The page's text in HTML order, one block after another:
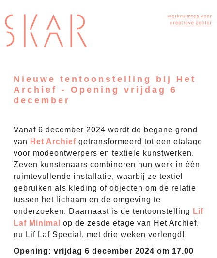
Nieuwe tentoonstelling bij Het
Archief - Opening vrijdag 6
december
Vanaf 6 december 2024 wordt de begane grond
van Het Archief getransformeerd tot een etalage
voor modeontwerpers en textiele kunstwerken.
Zeven kunstenaars combineren hun werk in één
ruimtevullende installatie, waarbij ze textiel
gebruiken als kleding of objecten om de relatie
tussen het lichaam en de omgeving te
onderzoeken. Daarnaast is de tentoonstelling Lif
Laf Minimal
op de zesde etage van Het Archief,
nu Lif Laf Special, met drie weken verlengd!
Opening: vrijdag 6 december 2024 om 17.00